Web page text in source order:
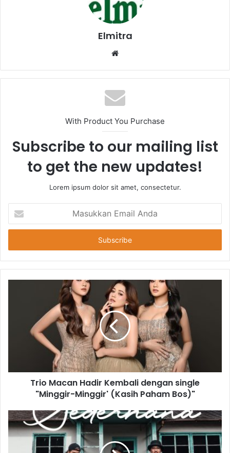
Elmitra
Website
With Product You Purchase
Subscribe to our mailing list
to get the new updates!
Lorem ipsum dolor sit amet, consectetur.
Email
Anda
Trio Macan Hadir Kembali dengan single
"Minggir-Minggir' (Kasih Paham Bos)"